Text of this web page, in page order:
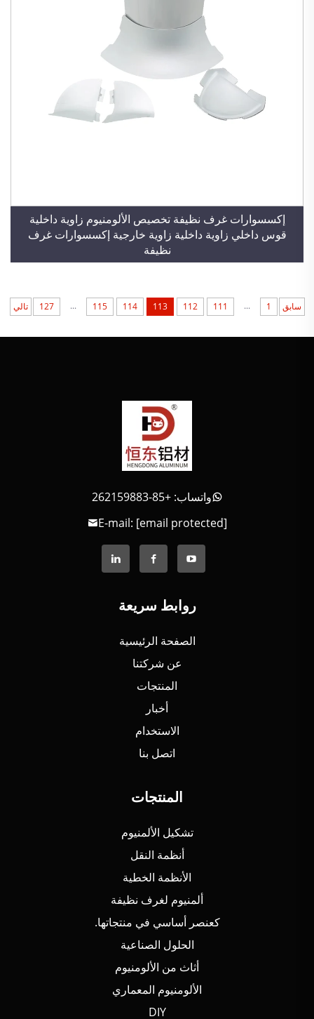
إكسسوارات غرف نظيفة تخصيص الألومنيوم زاوية داخلية
قوس داخلي زاوية داخلية زاوية خارجية إكسسوارات غرف
نظيفة
سابق 1
...
111
112
113
114
115
...
127 تالي
واتساب: +85-262159883
E-mail: [email protected]
روابط سريعة
الصفحة الرئيسية
عن شركتنا
المنتجات
أخبار
الاستخدام
اتصل بنا
المنتجات
تشكيل الألمنيوم
أنظمة النقل
الأنظمة الخطية
ألمنيوم لغرف نظيفة
كعنصر أساسي في منتجاتها.
الحلول الصناعية
أثاث من الألومنيوم
الألومنيوم المعماري
DIY